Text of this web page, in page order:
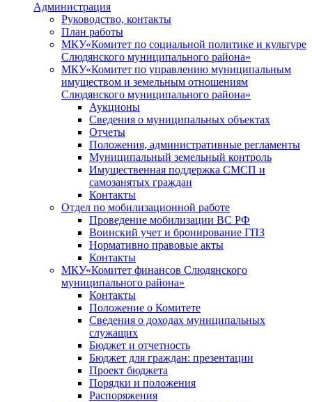
Администрация
Руководство, контакты
План работы
МКУ«Комитет по социальной политике и культуре
Слюдянского муниципального района»
МКУ«Комитет по управлению муниципальным
имуществом и земельным отношениям
Слюдянского муниципального района»
Аукционы
Сведения о муниципальных объектах
Отчеты
Положения, административные регламенты
Муниципальный земельный контроль
Имущественная поддержка СМСП и
самозанятых граждан
Контакты
Отдел по мобилизационной работе
Проведение мобилизации ВС РФ
Воинский учет и бронирование ГПЗ
Нормативно правовые акты
Контакты
МКУ«Комитет финансов Слюдянского
муниципального района»
Контакты
Положение о Комитете
Сведения о доходах муниципальных
служащих
Бюджет и отчетность
Бюджет для граждан: презентации
Проект бюджета
Порядки и положения
Распоряжения